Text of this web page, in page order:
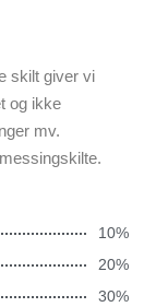
skilt giver vi
og ikke
mv.
10%
20%
30%